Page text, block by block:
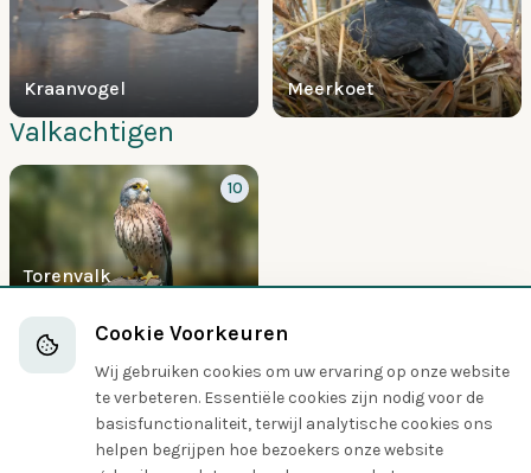
Kraanvogel Meerkoet
Valkachtigen
Torenvalk
10
Suleachtigen
5
Cookie Voorkeuren
Wij gebruiken cookies om uw ervaring op onze website
te verbeteren. Essentiële cookies zijn nodig voor de
basisfunctionaliteit, terwijl analytische cookies ons
helpen begrijpen hoe bezoekers onze website